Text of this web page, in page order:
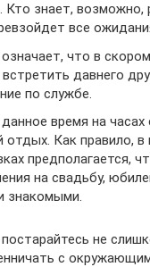
Кто знает, возможно,
все
что в
давнего
по службе.
время на часах
отдых. Как правило, в
предполагается,
на свадьбу,
знакомыми.
не
с